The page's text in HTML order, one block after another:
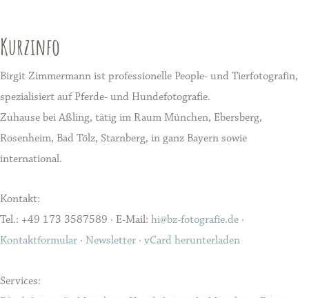
Kurzinfo
Birgit Zimmermann ist professionelle People- und Tierfotografin,
spezialisiert auf Pferde- und Hundefotografie.
Zuhause bei Aßling, tätig im Raum München, Ebersberg,
Rosenheim, Bad Tölz, Starnberg, in ganz Bayern sowie
international.
Kontakt:
Tel.: +49 173 3587589 · E-Mail: hi@bz-fotografie.de ·
Kontaktformular · Newsletter · vCard herunterladen
Services: